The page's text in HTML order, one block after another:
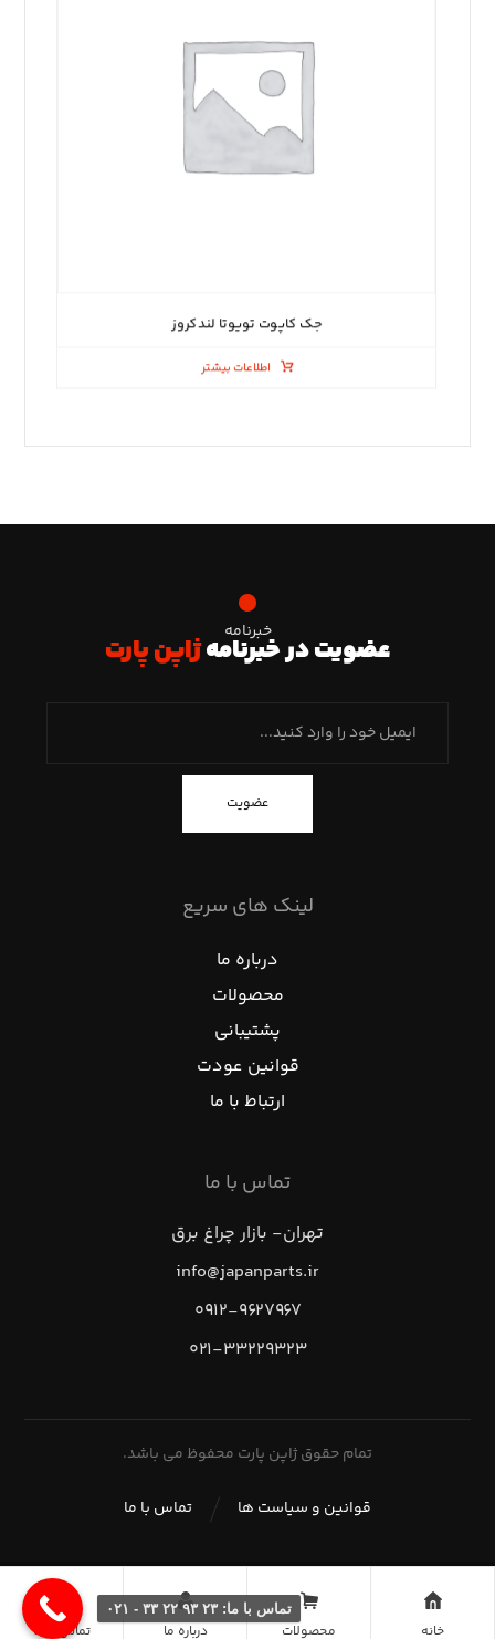
جک کاپوت تویوتا لندکروز
اطلاعات بیشتر
خبرنامه
عضویت در خبرنامهژاپن پارت
عضویت
لینک های سریع
درباره ما
محصولات
پشتیبانی
قوانین عودت
ارتباط با ما
تماس با ما
تهران- بازار چراغ برق
info@japanparts.ir
۰۹۱۲-۹۶۲۷۹۶۷
۰۲۱-۳۳۲۲۹۳۲۳
تمام حقوق ژاپن پارت محفوظ می باشد.
تماس با ما قوانین و سیاست ها
خانه محصولات درباره ما تماس با ما
تماس با ما: ۲۳ ۹۳ ۲۲ ۳۳ - ۰۲۱